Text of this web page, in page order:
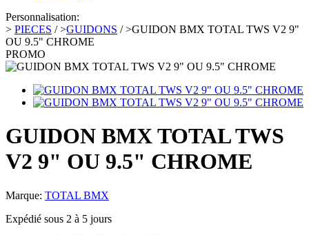
Personnalisation:
> PIECES />GUIDONS />GUIDON BMX TOTAL TWS V2 9"
OU 9.5" CHROME
PROMO
GUIDON BMX TOTAL TWS
V2 9" OU 9.5" CHROME
Marque: TOTAL BMX
Expédié sous 2 à 5 jours